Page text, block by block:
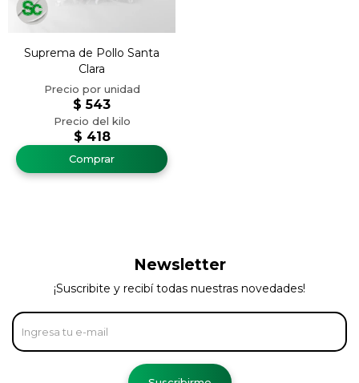
Suprema de Pollo Santa
Clara
$ 418
$ 543
Newsletter
¡Suscribite y recibí todas nuestras novedades!